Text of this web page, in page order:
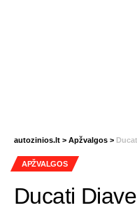
autozinios.lt > Apžvalgos > Ducati
APŽVALGOS
Ducati